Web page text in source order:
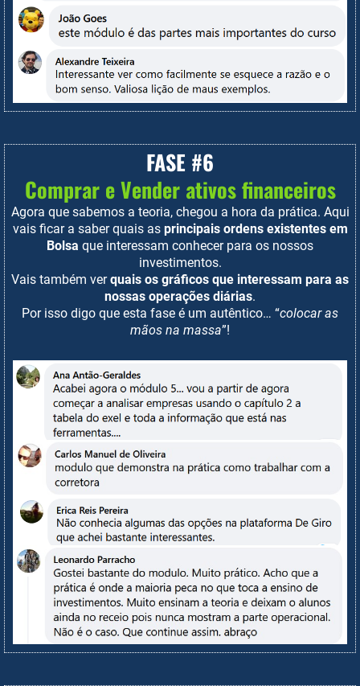
FASE #6
Comprar e Vender ativos financeiros
Agora que sabemos a teoria, chegou a hora da prática. Aqui
vais ficar a saber quais as principais ordens existentes em
Bolsa que interessam conhecer para os nossos
investimentos.
Vais também verquais os gráficos que interessam para as
nossas operações diárias.
Por isso digo que esta fase é um autêntico… “colocar as
mãos na massa”!